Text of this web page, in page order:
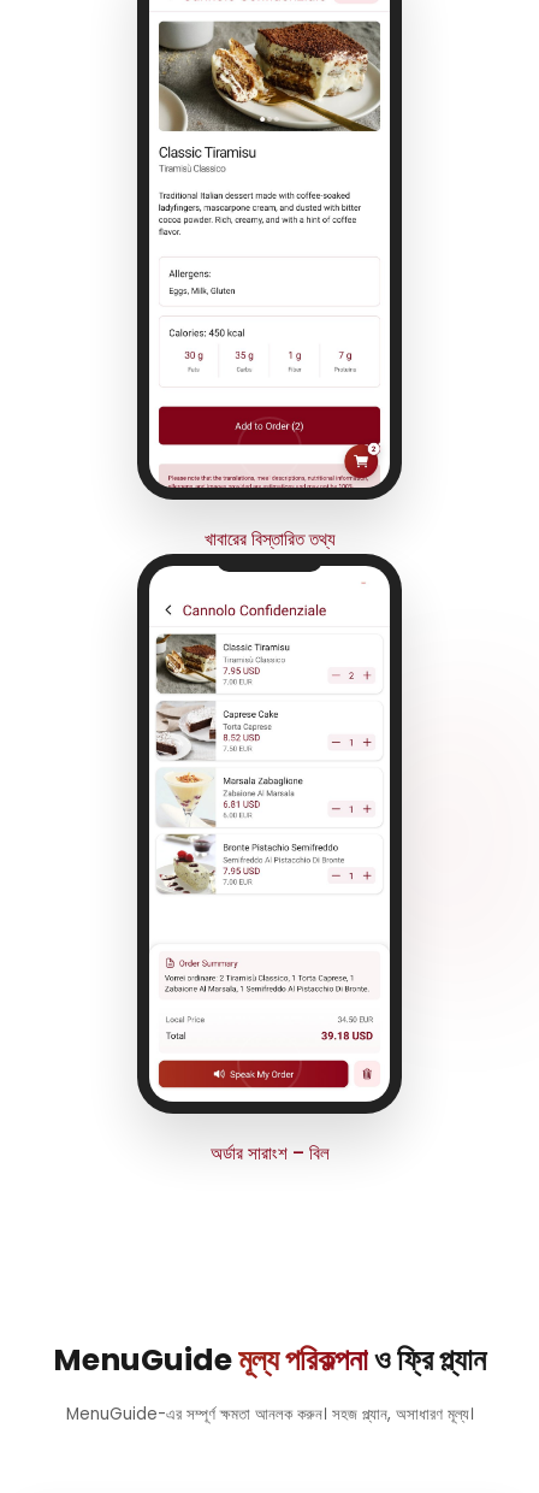
খাবারের বিস্তারিত তথ্য
অর্ডার সারাংশ – বিল
MenuGuideমূল্য পরিকল্পনাও ফ্রি প্ল্যান
MenuGuide-এর সম্পূর্ণ ক্ষমতা আনলক করুন। সহজ প্ল্যান, অসাধারণ মূল্য।